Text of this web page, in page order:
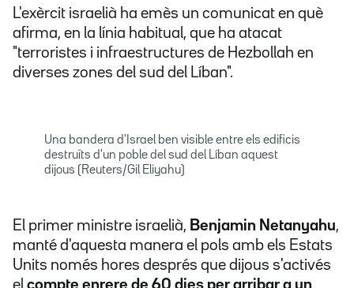
L'exèrcit israelià ha emès un comunicat en què
afirma, en la línia habitual, que ha atacat
"terroristes i infraestructures de Hezbollah en
diverses zones del sud del Líban".
Una bandera d'Israel ben visible entre els edificis
destruïts d'un poble del sud del Líban aquest
dijous (Reuters/Gil Eliyahu)
El primer ministre israelià, Benjamin Netanyahu,
manté d'aquesta manera el pols amb els Estats
Units només hores després que dijous s'activés
el compte enrere de 60 dies per arribar a un